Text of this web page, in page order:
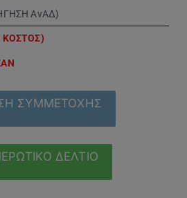
ΑνΑΔ)
ΚΟΣΤΟΣ)
ΣΥΜΜΕΤΟΧΗΣ
ΔΕΛΤΙΟ